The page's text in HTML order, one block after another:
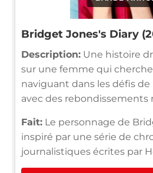
Bridget Jones's Diary
Description: Une histoire
sur une femme qui
naviguant dans les défis
avec des rebondissements
Fait: Le personnage de
inspiré par une série de
journalistiques écrites par